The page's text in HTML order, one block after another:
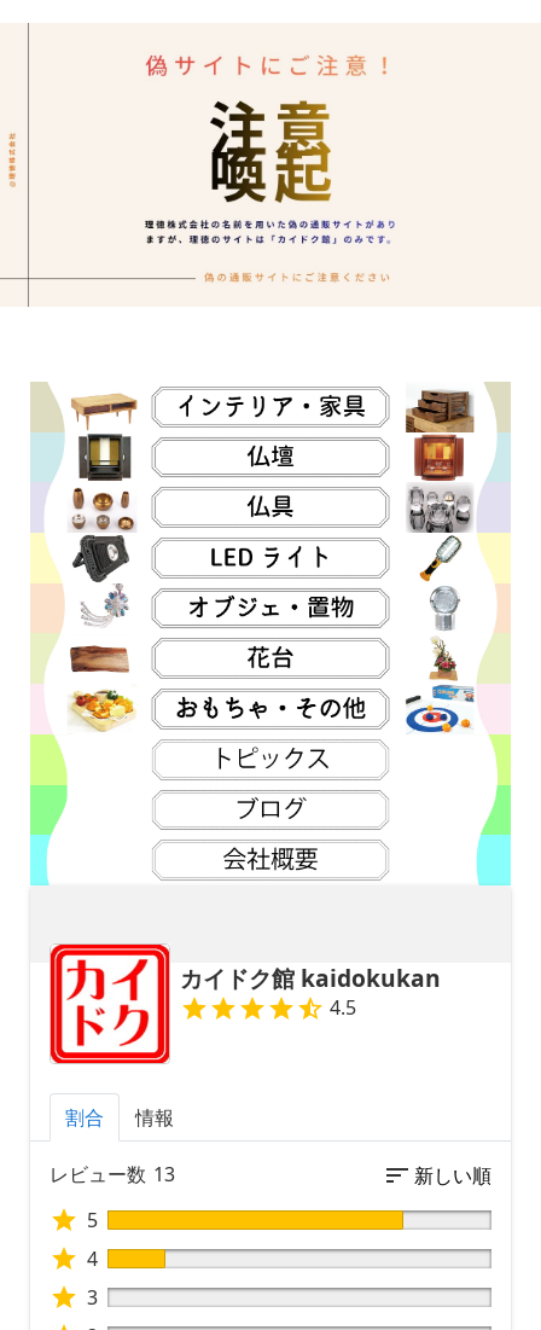
カイドク館 kaidokukan
4.5
割合 情報
レビュー数 13
5
4
3